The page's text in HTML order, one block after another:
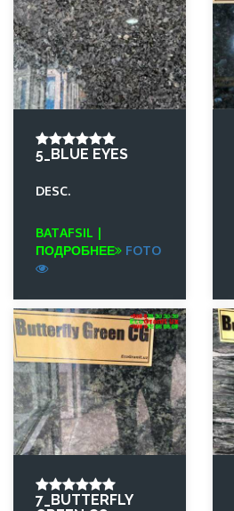
5_BLUE EYES
DESC.
BATAFSIL |
ПОДРОБНЕЕ
FOTO
7_BUTTERFLY